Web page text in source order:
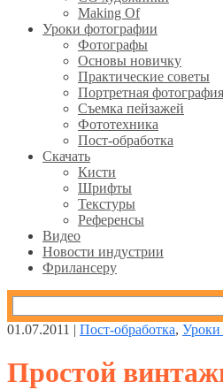
Making Of
Уроки фотографии
Фотографы
Основы новичку
Практические советы
Портретная фотография
Съемка пейзажей
Фототехника
Пост-обработка
Скачать
Кисти
Шрифты
Текстуры
Референсы
Видео
Новости индустрии
Фрилансеру
01.07.2011 | Пост-обработка,
Простой